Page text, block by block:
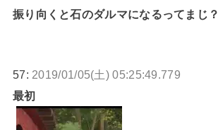
振り向くと石のダルマになるってまじ？
57: 2019/01/05(土) 05:25:49.779
最初